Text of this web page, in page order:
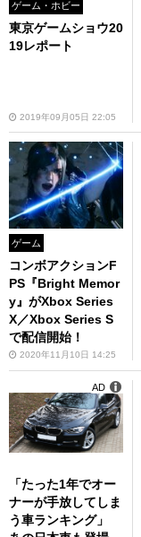
ゲーム・ホビー
東京ゲームショウ20
19レポート
2019年09月05日 22:05
ゲーム
コンボアクションF
PS『Bright Memor
y』がXbox Series
X／Xbox Series S
で配信開始！
2020年11月10日 14:25
「たった1年でオー
ナーが手放してしま
う車ランキング」
AD